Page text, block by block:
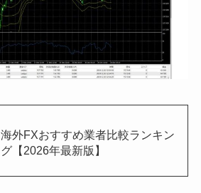
海外FXおすすめ業者比較ランキン
グ【2026年最新版】